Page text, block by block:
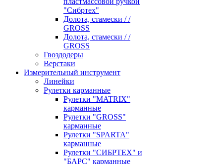
"Сибртех"
Долота, стамески / /
GROSS
Долота, стамески / /
GROSS
Гвоздодеры
Верстаки
Измерительный инструмент
Линейки
Рулетки карманные
Рулетки "MATRIX"
карманные
Рулетки "GROSS"
карманные
Рулетки "SPARTA"
карманные
Рулетки "СИБРТЕХ" и
"БАРС" карманные